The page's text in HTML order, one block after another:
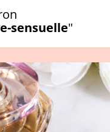
sensuelle"